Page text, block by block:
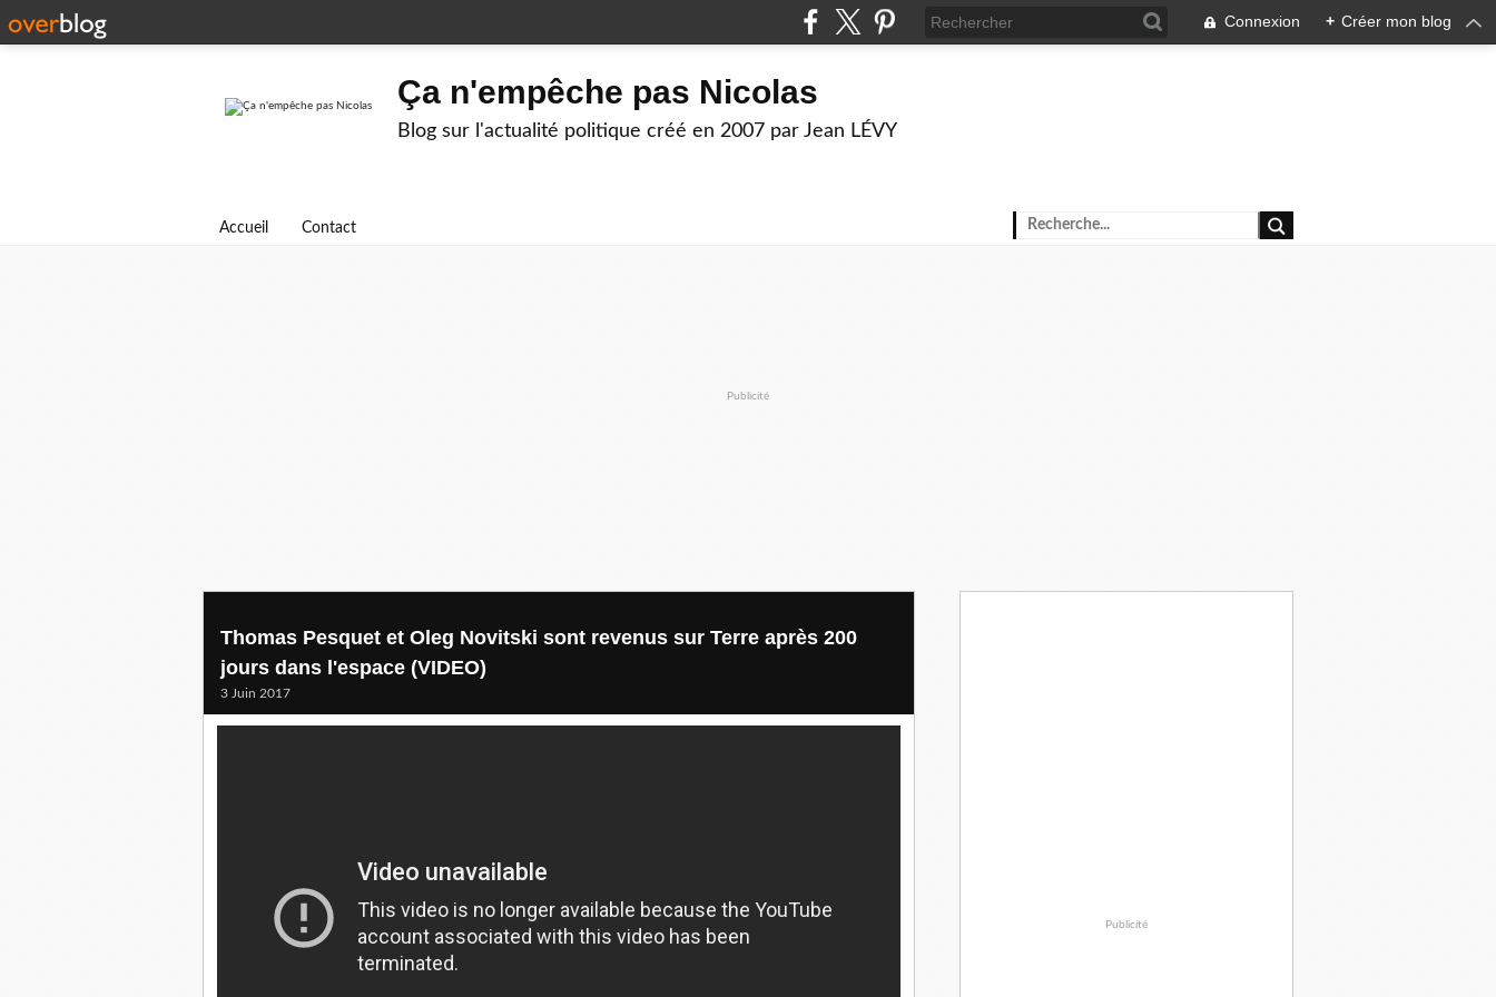
Connexion + Créer mon blog
Ça n'empêche pas Nicolas
Blog sur l'actualité politique créé en 2007 par Jean LÉVY
Accueil Contact
Publicité
Thomas Pesquet et Oleg Novitski sont revenus sur Terre après 200
jours dans l'espace (VIDEO)
3 Juin 2017
Publicité